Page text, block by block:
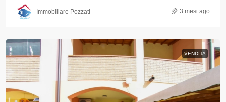
Immobiliare Pozzati 3 mesi ago
VENDITA